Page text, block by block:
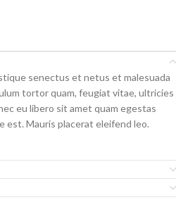
senectus et netus et malesuada
tortor quam, feugiat vitae, ultricies
eu libero sit amet quam egestas
est. Mauris placerat eleifend leo.